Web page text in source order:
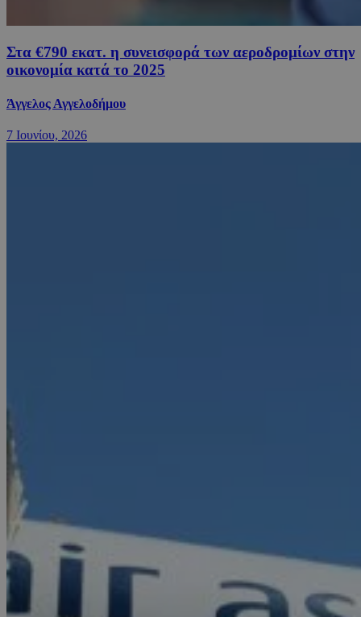
Στα €790 εκατ. η συνεισφορά των αεροδρομίων στην
οικονομία κατά το 2025
Άγγελος Αγγελοδήμου
7 Ιουνίου, 2026